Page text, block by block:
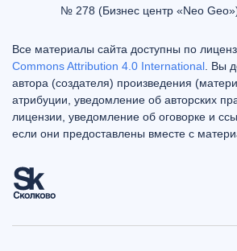
№ 278 (Бизнес центр «Neo
Все материалы сайта доступны по
Commons Attribution 4.0 International . Вы
автора (создателя) произведения
атрибуции, уведомление об авторских
лицензии, уведомление об оговорке и
если они предоставлены вместе с